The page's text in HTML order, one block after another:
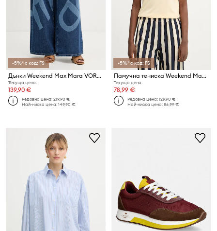
-5%* с код: FS
Дънки Weekend Max Mara VORTICE
Текуща цена:
139,90 €
Редовна цена:219,90 €
Най-ниска цена:149,90 €
-5%* с код: FS
Памучна тениска Weekend Max Mara BORA
Текуща цена:
78,99 €
Редовна цена:129,90 €
Най-ниска цена:86,99 €